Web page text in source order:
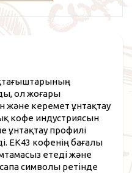
ол жоғары
және керемет ұнтақтау
кофе индустриясын
профилі
EK43 кофенің бағалы
етеді және
символы ретінде